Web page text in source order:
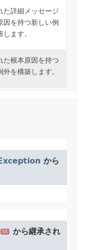
た詳細メッセージ
因を持つ新しい例
ます。
た根本原因を持つ
外を構築します。
から
SE
から継承され